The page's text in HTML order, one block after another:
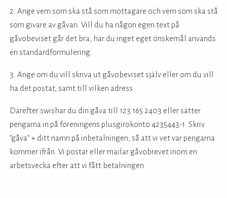
2. Ange vem som ska stå som mottagare och vem som ska stå
som givare av gåvan. Vill du ha någon egen text på
gåvobeviset går det bra, har du inget eget önskemål används
en standardformulering.
3. Ange om du vill skriva ut gåvobeviset själv eller om du vill
ha det postat, samt till vilken adress.
Därefter swishar du din gåva till 123 165 2403 eller sätter
pengarna in på föreningens plusgirokonto 4235443-1. Skriv
”gåva” + ditt namn på inbetalningen, så att vi vet var pengarna
kommer ifrån. Vi postar eller mailar gåvobrevet inom en
arbetsvecka efter att vi fått betalningen.